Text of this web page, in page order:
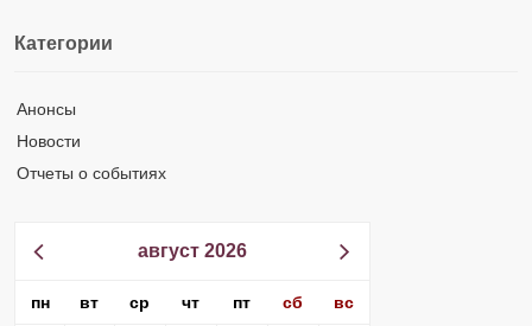
Категории
Анонсы
Новости
Отчеты о событиях
август 2026
пн вт ср чт пт сб вс